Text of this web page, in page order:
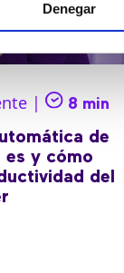
Denegar
| 8 min
de
es y cómo
del